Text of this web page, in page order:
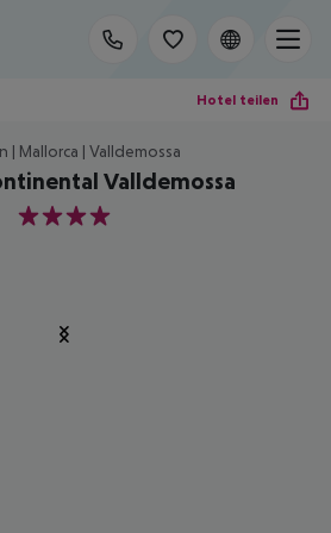
Hotel teilen
| Mallorca | Valldemossa
Valldemossa
4